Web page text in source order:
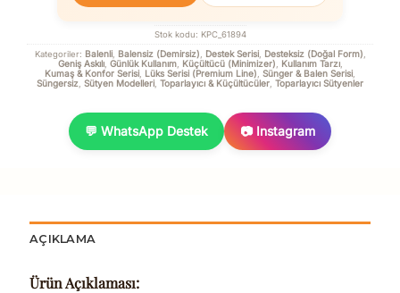
Stok kodu: KPC_61894
Kategoriler: Balenli, Balensiz (Demirsiz) Destek Serisi, Desteksiz (Doğal Form)
Geniş Askılı, Günlük Kullanım, Küçültücü (Minimizer) Kullanım Tarzı,
Kumaş & Konfor Serisi Lüks Serisi (Premium Line) Sünger & Balen Serisi
Süngersiz Sütyen Modelleri Toparlayıcı & Küçültücüler Toparlayıcı Sütyenler
💬 WhatsApp Destek 📷 Instagram
AÇIKLAMA
Ürün Açıklaması: